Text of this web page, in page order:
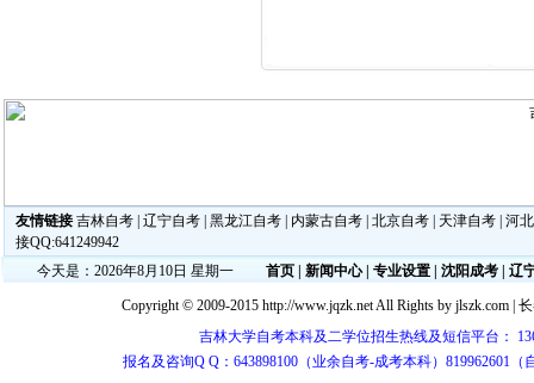
友情链接 吉林自考 辽宁自考 黑龙江自考 内蒙古自考 北京自考 天津自考 河
接QQ:641249942
今天是：2026年8月10日 星期一
首页 新闻中心| 专业设置 沈阳成考 辽
Copyright © 2009-2015 http://www.jqzk.net All Rights by jlszk.com
吉林大学自考本科及二学位招生热线及短信平台：
报名及咨询Q Q：643898100（业余自考-成考本科）819962601